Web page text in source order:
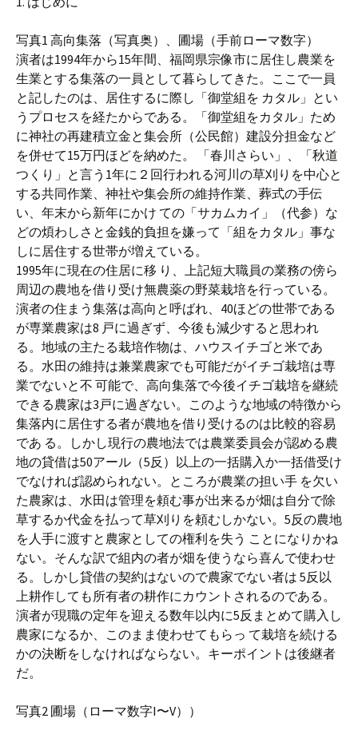
写真1 高向集落（写真奥）、圃場（手前ローマ数字）
演者は1994年から15年間、福岡県宗像市に居住し農業を
生業とする集落の一員として暮らしてきた。ここで一員
と記したのは、居住するに際し「御堂組を カタル」とい
うプロセスを経たからである。「御堂組をカタル」ため
に神社の再建積立金と集会所（公民館）建設分担金など
を併せて15万円ほどを納めた。 「春川さらい」、「秋道
つくり」と言う1年に２回行われる河川の草刈りを中心と
する共同作業、神社や集会所の維持作業、葬式の手伝
い、年末から新年にかけ ての「サカムカイ」（代参）な
どの煩わしさと金銭的負担を嫌って「組をカタル」事な
しに居住する世帯が増えている。
1995年に現在の住居に移 り、上記短大職員の業務の傍ら
周辺の農地を借り受け無農薬の野菜栽培を行っている。
演者の住まう集落は高向と呼ばれ、40ほどの世帯である
が専業農家は8 戸に過ぎず、今後も減少すると思われ
る。地域の主たる栽培作物は、ハウスイチゴと米であ
る。水田の維持は兼業農家でも可能だがイチゴ栽培は専
業でないと不 可能で、高向集落で今後イチゴ栽培を継続
できる農家は3戸に過ぎない。このような地域の特徴から
集落内に居住する者が農地を借り受けるのは比較的容易
であ る。しかし現行の農地法では農業委員会が認める農
地の貸借は50アール（5反）以上の一括購入か一括借受け
でなければ認められない。ところが農業の担い手 を欠い
た農家は、水田は管理を頼む事が出来るが畑は自分で除
草するか代金を払って草刈りを頼むしかない。5反の農地
を人手に渡すと農家としての権利を失う ことになりかね
ない。そんな訳で組内の者が畑を使うなら喜んで使わせ
る。しかし貸借の契約はないので農家でない者は 5反以
上耕作しても所有者の耕作にカウントされるのである。
演者が現職の定年を迎える数年以内に5反まとめて購入し
農家になるか、このまま使わせてもらっ て栽培を続ける
かの決断をしなければならない。キーポイントは後継者
だ。
写真2 圃場（ローマ数字I〜V））